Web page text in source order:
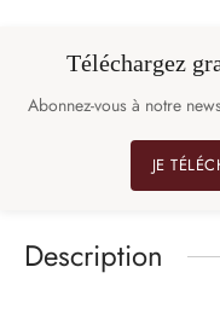
Téléchargez
Abonnez-vous à notre
JE
Description